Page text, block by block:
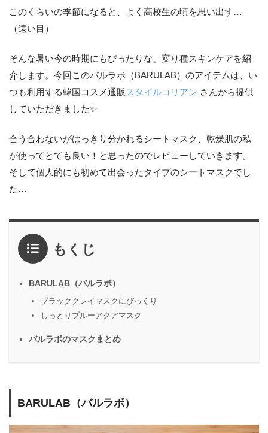
このくらいの季節になると、よく高校生の頃を思い出す…
（遠い目）
そんな暑い今の時期にもぴったりな、変り種スキンケアを紹
介します。今回このバルラボ（BARULAB）のアイテムは、い
つも利用する韓国コスメ通販 スタイルコリアン さんから提供
していただきました✨
合う合わないがはっきり分かれるシートマスク、乾燥肌の私
が使ってとても良い！と思ったのでレビューしていきます。
そして個人的にも初めて出会ったタイプのシートマスクでし
た…
もくじ
BARULAB（バルラボ）
ブラッククレイマスクにびっくり
しっとりブルーアクアマスク
バルラボのマスクまとめ
BARULAB（バルラボ）